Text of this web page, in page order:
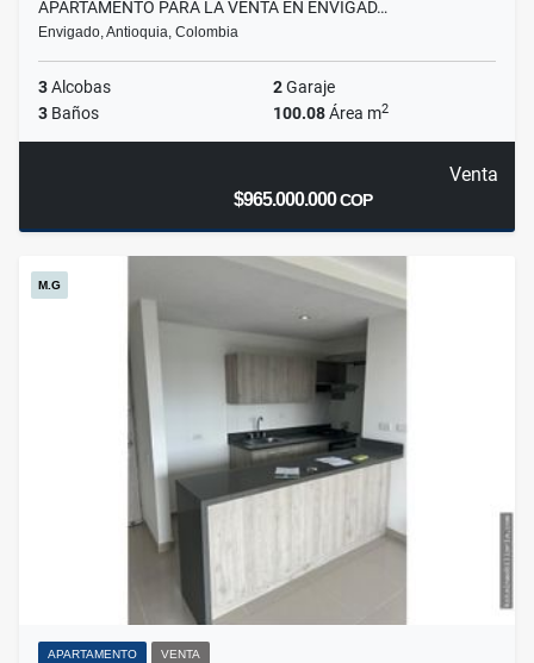
APARTAMENTO PARA LA VENTA EN ENVIGAD…
Envigado, Antioquia, Colombia
3Alcobas 2Garaje
3 Baños 100.08Área m2
Venta
$965.000.000COP
M.G
APARTAMENTO VENTA